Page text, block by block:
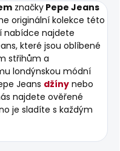
značky Pepe Jeans
originální kolekce této
nabídce najdete
které jsou oblíbené
střihům a
londýnskou módní
Jeans džíny nebo
najdete ověřené
je sladíte s každým